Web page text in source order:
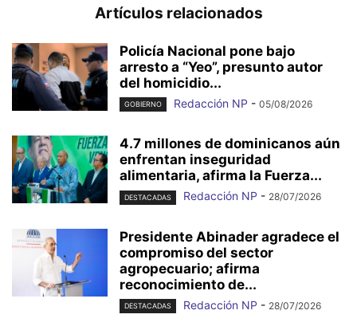
Artículos relacionados
Policía Nacional pone bajo
arresto a “Yeo”, presunto autor
del homicidio...
GOBIERNO Redacción NP - 05/08/2026
4.7 millones de dominicanos aún
enfrentan inseguridad
alimentaria, afirma la Fuerza...
DESTACADAS Redacción NP - 28/07/2026
Presidente Abinader agradece el
compromiso del sector
agropecuario; afirma
reconocimiento de...
DESTACADAS Redacción NP - 28/07/2026